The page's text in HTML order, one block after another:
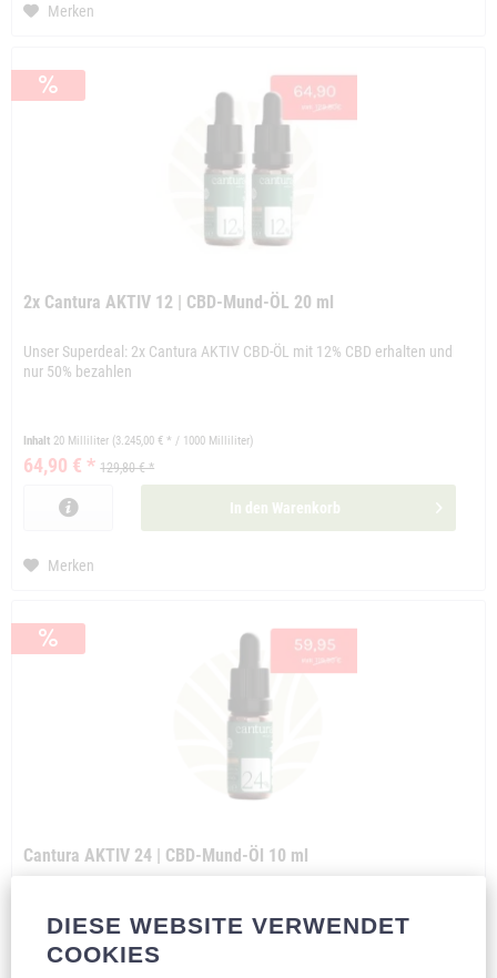
Merken
2x Cantura AKTIV 12 | CBD-Mund-ÖL 20 ml
Unser Superdeal: 2x Cantura AKTIV CBD-ÖL mit 12% CBD erhalten und
nur 50% bezahlen
Inhalt 20 Milliliter (3.245,00 € * / 1000 Milliliter)
64,90 € * 129,80 € *
In den Warenkorb
Merken
Cantura AKTIV 24 | CBD-Mund-Öl 10 ml
Vorratsgröße erhältlich. Biologische und nachhaltigeHerstellung.
DIESE WEBSITE VERWENDET
COOKIES